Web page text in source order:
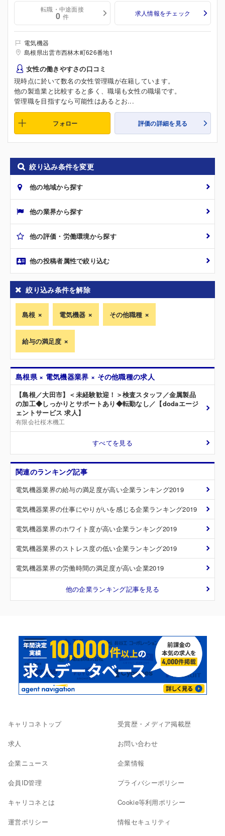
転職・中途面接
0 件 求人情報をチェック
電気機器
島根県出雲市西林木町626番地1
女性の働きやすさの口コミ
現時点に於いて数名の女性管理職が在籍しています。
他の製造業と比較すると多く、職場も女性の職場です。
管理職を目指すなら可能性はあるとお...
フォロー 評価の詳細を見る
絞り込み条件を変更
他の地域から探す
他の業界から探す
他の評価・労働環境から探す
他の投稿者属性で絞り込む
絞り込み条件を解除
島根 電気機器 その他職種
給与の満足度
島根県 × 電気機器業界 × その他職種の求人
【島根／大田市】＜未経験歓迎！＞検査スタッフ／金属製品
の加工◆しっかりとサポートあり◆転勤なし／【dodaエージ
ェントサービス 求人】
有限会社桜木機工
すべてを見る
関連のランキング記事
電気機器業界の給与の満足度が高い企業ランキング2019
電気機器業界の仕事にやりがいを感じる企業ランキング2019
電気機器業界のホワイト度が高い企業ランキング2019
電気機器業界のストレス度の低い企業ランキング2019
電気機器業界の労働時間の満足度が高い企業2019
他の企業ランキング記事を見る
キャリコネトップ
求人
企業ニュース
会員ID管理
キャリコネとは
運営ポリシー
受賞歴・メディア掲載歴
お問い合わせ
企業情報
プライバシーポリシー
Cookie等利用ポリシー
情報セキュリティ